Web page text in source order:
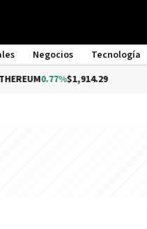
Negocios Tecnología
$1,914.29